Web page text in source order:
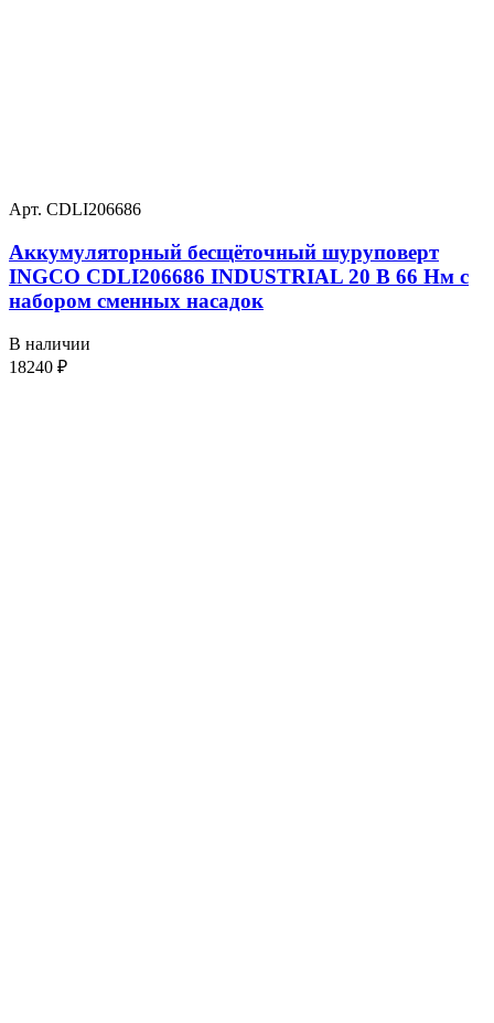
Арт. CDLI206686
Аккумуляторный бесщёточный шуруповерт
INGCO CDLI206686 INDUSTRIAL 20 В 66 Нм с
набором сменных насадок
В наличии
18240 ₽